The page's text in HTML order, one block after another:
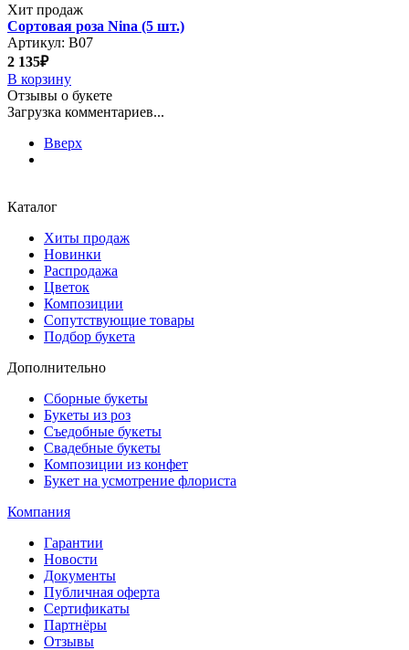
Хит продаж
Сортовая роза Nina (5 шт.)
Артикул: В07
2 135₽
В корзину
Отзывы о букете
Загрузка комментариев...
Вверх
Каталог
Хиты продаж
Новинки
Распродажа
Цветок
Композиции
Сопутствующие товары
Подбор букета
Дополнительно
Сборные букеты
Букеты из роз
Съедобные букеты
Свадебные букеты
Композиции из конфет
Букет на усмотрение флориста
Компания
Гарантии
Новости
Документы
Публичная оферта
Сертификаты
Партнёры
Отзывы